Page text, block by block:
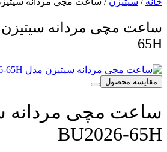
65H
مقایسه محصول
ساعت مچی مردانه
BU2026-65H